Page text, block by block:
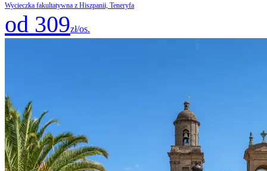
Wycieczka fakultatywna z Hiszpanii, Teneryfa
od 309zł/os.